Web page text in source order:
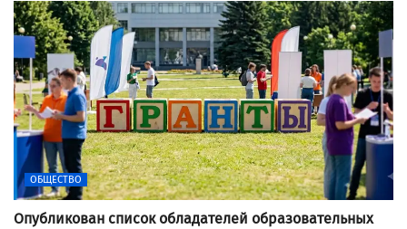
ОБЩЕСТВО
Опубликован список обладателей образовательных